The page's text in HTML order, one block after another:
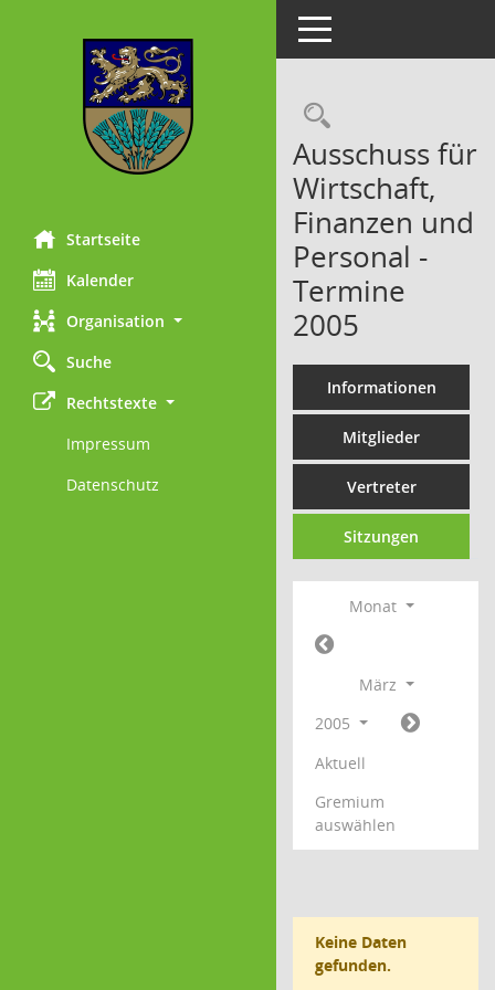
Startseite
Kalender
Organisation
Suche
Rechtstexte
Impressum
Datenschutz
Toggle navigation
Ausschuss für
Wirtschaft,
Finanzen und
Personal -
Termine
2005
Informationen
Mitglieder
Vertreter
Sitzungen
Monat
März
2005
Aktuell
Gremium
auswählen
Keine Daten
gefunden.